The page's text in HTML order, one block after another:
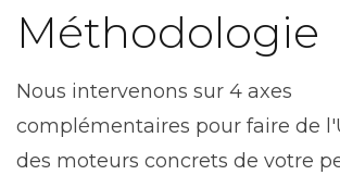
Méthodologie
Nous intervenons sur 4 axes
complémentaires pour faire de
des moteurs concrets de votre